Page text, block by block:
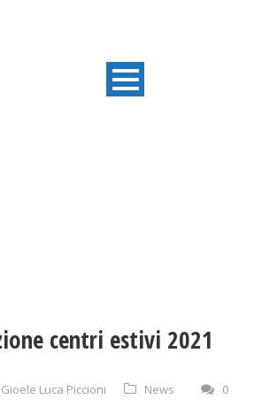
centri estivi 2021
Gioele Luca Piccioni News 0